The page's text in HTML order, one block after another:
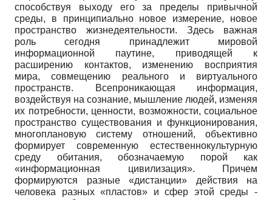
способствуя выходу его за пределы привычной
среды, в принципиально новое измерение, новое
пространство жизнедеятельности. Здесь важная
роль сегодня принадлежит мировой
информационной паутине, приводящей к
расширению контактов, изменению восприятия
мира, совмещению реального и виртуального
пространств. Всепроникающая информация,
воздействуя на сознание, мышление людей, изменяя
их потребности, ценности, возможности, социальное
пространство существования и функционирования,
многоплановую систему отношений, объективно
формирует современную естественно­культурную
среду обитания, обозначаемую порой как
«информационная цивилизация». Причем
формируются разные «дистанции» действия на
человека разных «пластов» и сфер этой среды -